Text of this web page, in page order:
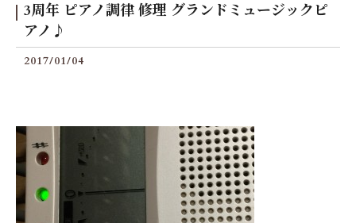
3周年 ピアノ調律 修理 グランドミュージックピ
アノ♪
2017/01/04